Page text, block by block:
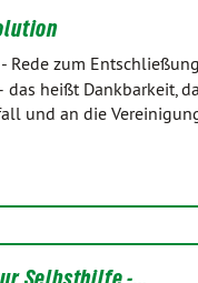
- Rede zum
heißt Dankbarkeit,
und an die